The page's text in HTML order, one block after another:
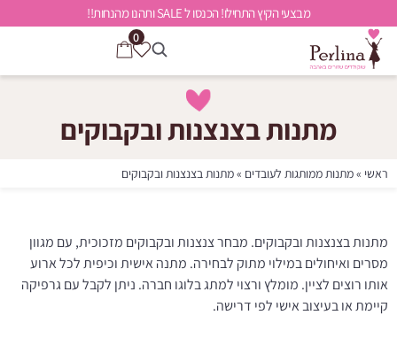
מבצעי הקיץ התחילו! הכנסו ל SALE ותהנו מהנחות!!
0
מתנות בצנצנות ובקבוקים
ראשי »מתנות ממותגות לעובדים »מתנות בצנצנות ובקבוקים
מתנות בצנצנות ובקבוקים. מבחר צנצנות ובקבוקים מזכוכית, עם מגוון
מסרים ואיחולים במילוי מתוק לבחירה. מתנה אישית וכיפית לכל ארוע
אותו רוצים לציין. מומלץ ורצוי למתג בלוגו חברה. ניתן לקבל עם גרפיקה
קיימת או בעיצוב אישי לפי דרישה.